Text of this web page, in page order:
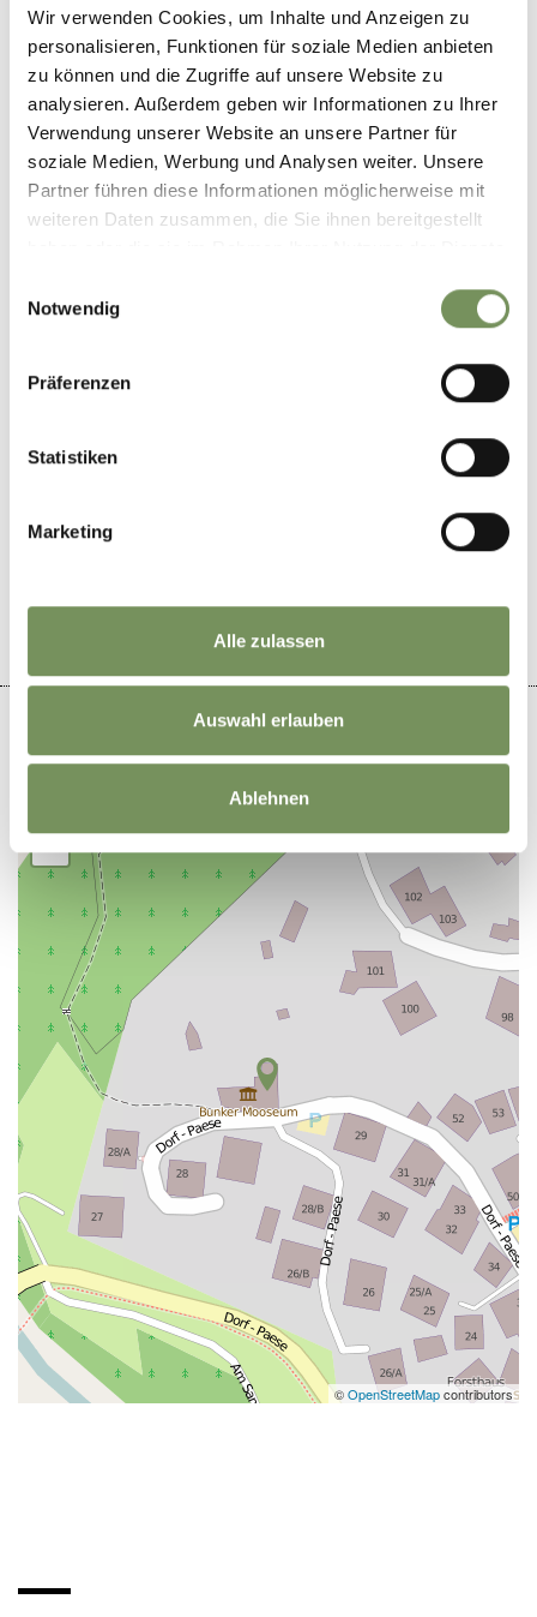
Wir verwenden Cookies, um Inhalte und Anzeigen zu
personalisieren, Funktionen für soziale Medien anbieten
zu können und die Zugriffe auf unsere Website zu
analysieren. Außerdem geben wir Informationen zu Ihrer
Verwendung unserer Website an unsere Partner für
soziale Medien, Werbung und Analysen weiter. Unsere
Partner führen diese Informationen möglicherweise mit
weiteren Daten zusammen, die Sie ihnen bereitgestellt
Notwendig
Präferenzen
Statistiken
Marketing
Alle zulassen
Auswahl erlauben
Ablehnen
Öffungszeiten:01.04.2026 - 31.10.2026
Kontakt
MuseumHinterPasseier
Museumstraße 16
info@museum.hinterpasseier.it
WAR DER INHALT FÜR DICH HILFREICH?
−
©OpenStreetMapcontributors